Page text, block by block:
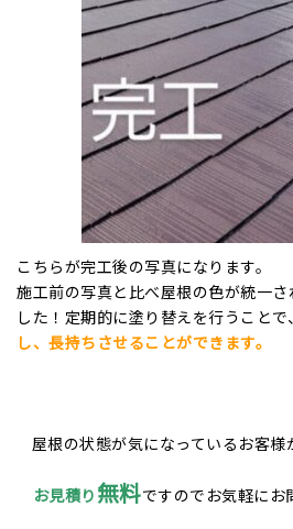
こちらが完工後の写真になります。
施工前の写真と比べ屋根の色が統一
した！定期的に塗り替えを行うことで、
し、長持ちさせることができます。
屋根の状態が気になっているお客様
お見積り 無料ですのでお気軽にお